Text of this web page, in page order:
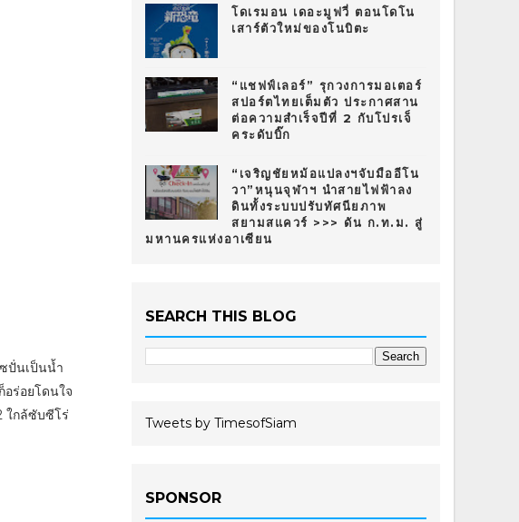
ปั่นเป็นน้ำ
ร่อยโดนใจ
ใกล้ซับซีโร่
โดเรมอน เดอะมูฟวี่ ตอนโดโน
เสาร์ตัวใหม่ของโนบิตะ
“แชฟฟ์เลอร์” รุกวงการมอเตอร์
สปอร์ตไทยเต็มตัว ประกาศสาน
ต่อความสำเร็จปีที่ 2 กับโปรเจ็
คระดับบิ๊ก
“เจริญชัยหม้อแปลงฯจับมืออีโน
วา”หนุนจุฬาฯ นำสายไฟฟ้าลง
ดินทั้งระบบปรับทัศนียภาพ
สยามสแควร์ >>> ดัน ก.ท.ม. สู่
มหานครแห่งอาเซียน
SEARCH THIS BLOG
Tweets by TimesofSiam
SPONSOR